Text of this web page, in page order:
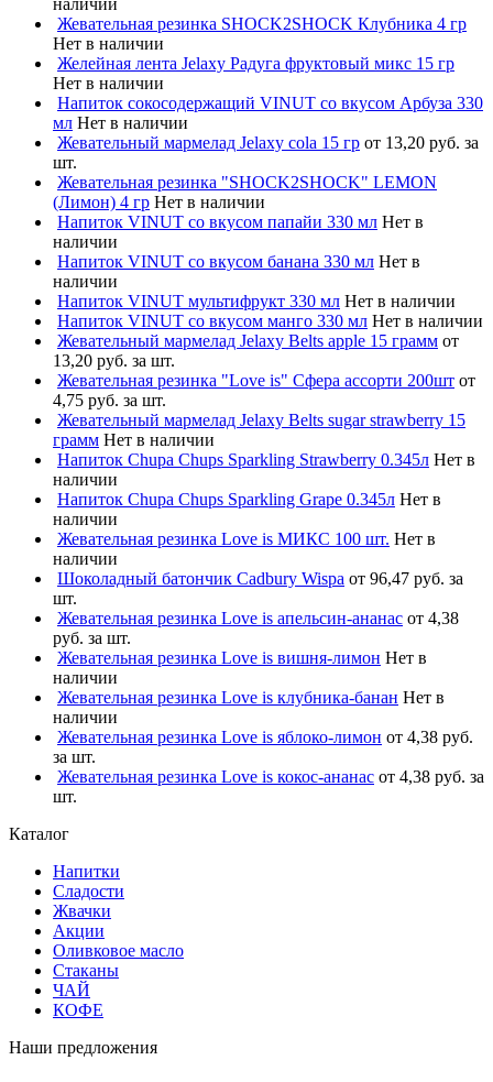
Жевательная резинка SHOCK2SHOCK Клубника 4 гр
Нет в наличии
Желейная лента Jelaxy Радуга фруктовый микс 15 гр
Нет в наличии
Напиток сокосодержащий VINUT со вкусом Арбуза 330
мл Нет в наличии
Жевательный мармелад Jelaxy cola 15 гр от 13,20 руб. за
шт.
Жевательная резинка "SHOCK2SHOCK" LEMON
(Лимон) 4 гр Нет в наличии
Напиток VINUT со вкусом папайи 330 мл Нет в
наличии
Напиток VINUT со вкусом банана 330 мл Нет в
наличии
Напиток VINUT мультифрукт 330 мл Нет в наличии
Напиток VINUT со вкусом манго 330 мл Нет в наличии
Жевательный мармелад Jelaxy Belts apple 15 грамм от
13,20 руб. за шт.
Жевательная резинка "Love is" Сфера ассорти 200шт от
4,75 руб. за шт.
Жевательный мармелад Jelaxy Belts sugar strawberry 15
грамм Нет в наличии
Напиток Chupa Chups Sparkling Strawberry 0.345л Нет в
наличии
Напиток Chupa Chups Sparkling Grape 0.345л Нет в
наличии
Жевательная резинка Love is МИКС 100 шт. Нет в
наличии
Шоколадный батончик Cadbury Wispa от 96,47 руб. за
шт.
Жевательная резинка Love is апельсин-ананас от 4,38
руб. за шт.
Жевательная резинка Love is вишня-лимон Нет в
наличии
Жевательная резинка Love is клубника-банан Нет в
наличии
Жевательная резинка Love is яблоко-лимон от 4,38 руб.
за шт.
Жевательная резинка Love is кокос-ананас от 4,38 руб. за
шт.
Каталог
Напитки
Сладости
Жвачки
Акции
Оливковое масло
Стаканы
ЧАЙ
КОФЕ
Наши предложения